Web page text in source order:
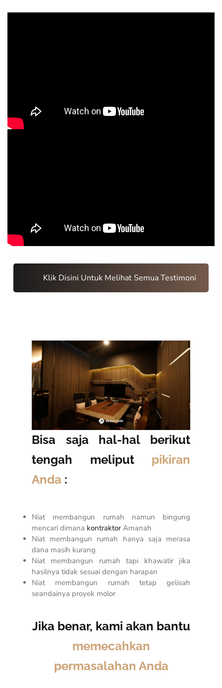
Klik Disini Untuk Melihat Semua Testimoni
Bisa saja hal-hal berikut
tengah meliput pikiran
Anda :
Niat membangun rumah namun bingung
mencari dimana kontraktorAmanah
Niat membangun rumah hanya saja merasa
dana masih kurang
Niat membangun rumah tapi khawatir jika
hasilnya tidak sesuai dengan harapan
Niat membangun rumah tetap gelisah
seandainya proyek molor
Jika benar, kami akan bantu
memecahkan
permasalahan Anda